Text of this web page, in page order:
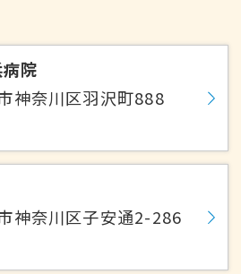
院
神奈川区羽沢町888
神奈川区子安通2-286